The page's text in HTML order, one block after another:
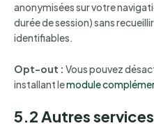
anonymisées sur votre
durée de session) sans
identifiables.
Opt-out : Vous pouvez
installant lemodule
5.2 Autres